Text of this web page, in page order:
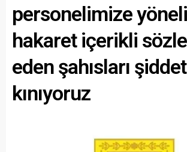
personelimize
hakaret içerikli
eden şahısları
kınıyoruz